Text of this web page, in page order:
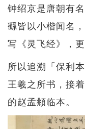
钟绍京是唐朝有
繇皆以小楷闻名
写《灵飞经》，
所以追溯「保利
王羲之所书，接
的赵孟頫临本。